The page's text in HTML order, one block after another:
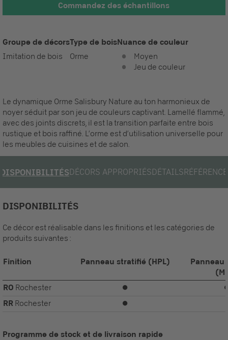
Commandez des échantillons
Groupe de décors
Imitation de bois
Type de bois
Orme
Nuance de couleur
Moyen
Jeu de couleur
Le dynamique Orme Salisbury Nature au ton harmonieux de
noyer séduit par son jeu de couleurs captivant. Lamellé flammé,
avec des joints discrets, il est la transition parfaite entre bois
rustique et bois raffiné. L’orme est d’utilisation universelle pour
les meubles de cuisines et de salon.
DISPONIBILITÉSDÉCORS APPROPRIÉSDÉTAILS
DISPONIBILITÉS
Ce décor est réalisable dans les finitions et les catégories de
produits suivantes :
Finition Panneau stratifié (HPL)
Panneau
RO Rochester ⏺
RR Rochester ⏺
Programme de stock et de livraison rapide